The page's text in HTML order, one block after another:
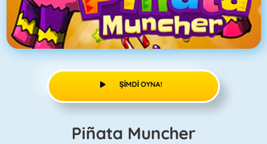
ŞIMDI OYNA!
Piñata Muncher